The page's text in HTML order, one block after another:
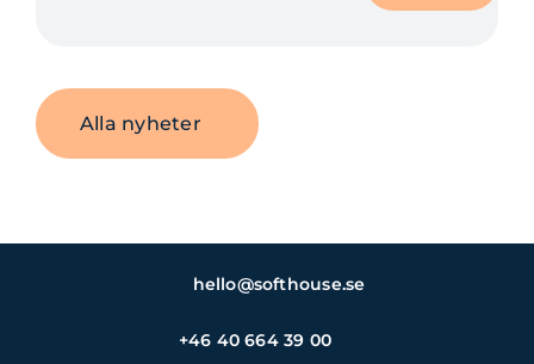
Alla nyheter
hello@softhouse.se
+46 40 664 39 00